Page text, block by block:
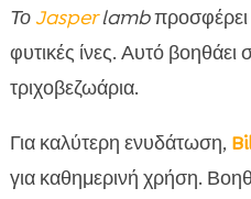
ΤοJasperlambπροσφέρει
φυτικές ίνες. Αυτό βοηθάει
τριχοβεζωάρια.
Για καλύτερη ενυδάτωση,
για καθημερινή χρήση.